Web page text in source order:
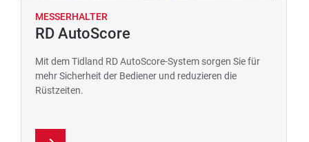
MESSERHALTER
RD AutoScore
Mit dem Tidland RD AutoScore-System sorgen Sie für
mehr Sicherheit der Bediener und reduzieren die
Rüstzeiten.